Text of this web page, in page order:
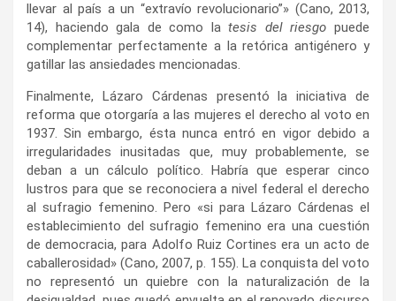
llevar al país a un “extravío revolucionario”» (Cano, 2013,
14), haciendo gala de como latesis del riesgo puede
complementar perfectamente a la retórica antigénero y
gatillar las ansiedades mencionadas.
Finalmente, Lázaro Cárdenas presentó la iniciativa de
reforma que otorgaría a las mujeres el derecho al voto en
1937. Sin embargo, ésta nunca entró en vigor debido a
irregularidades inusitadas que, muy probablemente, se
deban a un cálculo político. Habría que esperar cinco
lustros para que se reconociera a nivel federal el derecho
al sufragio femenino. Pero «si para Lázaro Cárdenas el
establecimiento del sufragio femenino era una cuestión
de democracia, para Adolfo Ruiz Cortines era un acto de
caballerosidad» (Cano, 2007, p. 155). La conquista del voto
no representó un quiebre con la naturalización de la